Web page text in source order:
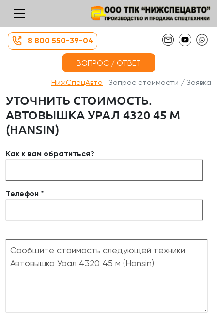
8 800 550-39-04
ВОПРОС / ОТВЕТ
НижСпецАвто Запрос стоимости / Заявка
УТОЧНИТЬ СТОИМОСТЬ.
АВТОВЫШКА УРАЛ 4320 45 М
(HANSIN)
Как к вам обратиться?
Телефон *